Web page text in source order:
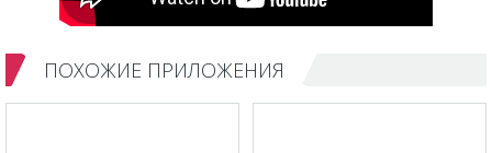
ПОХОЖИЕ ПРИЛОЖЕНИЯ